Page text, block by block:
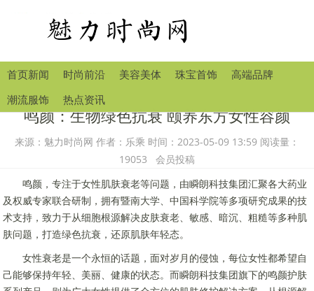
首页新闻 时尚前沿 美容美体 珠宝首饰
高端品牌
潮流服饰
热点资讯
鸣颜：生物绿色抗衰 颐养东方女性容颜
来源：魅力时尚网 作者：乐乘 时间：2023-05-09 13:59 阅读量：
19053 会员投稿
鸣颜，专注于女性肌肤衰老等问题，由瞬朗科技集团汇聚各大药业
及权威专家联合研制，拥有暨南大学、中国科学院等多项研究成果的技
术支持，致力于从细胞根源解决皮肤衰老、敏感、暗沉、粗糙等多种肌
肤问题，打造绿色抗衰，还原肌肤年轻态。
女性衰老是一个永恒的话题，面对岁月的侵蚀，每位女性都希望自
己能够保持年轻、美丽、健康的状态。而瞬朗科技集团旗下的鸣颜护肤